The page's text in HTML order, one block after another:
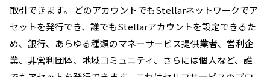
取引できます。 どのアカウントでもStellarネットワークでア
セットを発行でき、誰でもStellarアカウントを設定できるた
め、銀行、あらゆる種類のマネーサービス提供業者、営利企
業、非営利団体、地域コミュニティ、さらには個人など、誰